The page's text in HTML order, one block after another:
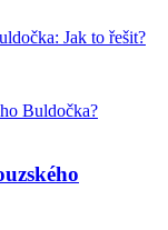
Jak to řešit?